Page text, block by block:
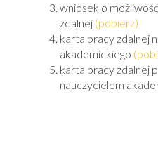
wniosek o
zdalnej (pobierz)
karta pracy zdalnej
akademickiego
karta pracy zdalnej
nauczycielem